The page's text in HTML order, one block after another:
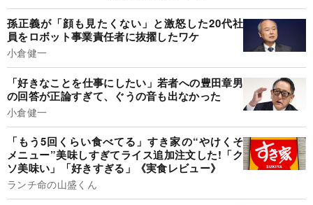
孫正義が「顔も見たくない」と激怒した20代社
員をロボット事業責任者に抜擢したワケ
小倉健一
「好きなことを仕事にしたい」若者への豊田章男
の回答が正論すぎて、ぐうの音も出なかった
小倉健一
「もう5回くらい食べてる」すき家の“やけくそ
メニュー”美味しすぎてライス追加注文した!「ク
ソ美味い」「好きすぎる」《実食レビュー》
ランチ命の山盛くん